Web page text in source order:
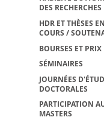
DES RECHERCHES
HDR ET THÈSES
COURS /
BOURSES ET PRIX
SÉMINAIRES
JOURNÉES
DOCTORALES
PARTICIPATION
MASTERS